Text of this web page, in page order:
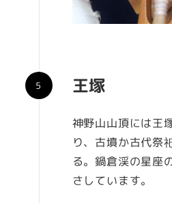
王塚
神野山山頂には王
り、古墳か古代祭
る。鍋倉渓の星座
さしています。